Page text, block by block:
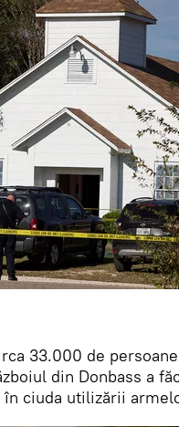
33.000 de
din Donbass a
ciuda utilizării